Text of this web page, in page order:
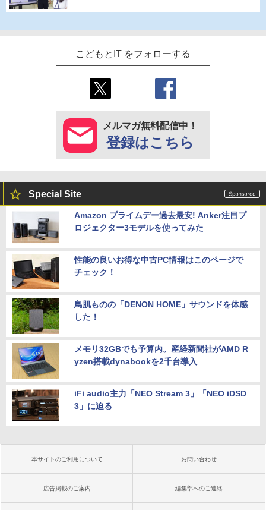
こどもとIT をフォローする
メルマガ無料配信中！
登録はこちら
Special Site
Amazon プライムデー過去最安! Anker注目プ
ロジェクター3モデルを使ってみた
性能の良いお得な中古PC情報はこのページで
チェック！
鳥肌ものの「DENON HOME」サウンドを体感
した！
メモリ32GBでも予算内。産経新聞社がAMD R
yzen搭載dynabookを2千台導入
iFi audio主力「NEO Stream 3」「NEO iDSD
3」に迫る
本サイトのご利用について お問い合わせ
広告掲載のご案内 編集部へのご連絡